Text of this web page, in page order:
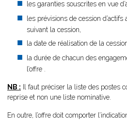
les garanties souscrites en vue
les prévisions de cession
suivant la cession,
la date de réalisation de la
la durée de chacun des
l’offre .
NB : Il faut préciser la liste des postes
reprise et non une liste nominative.
En outre, l’offre doit comporter